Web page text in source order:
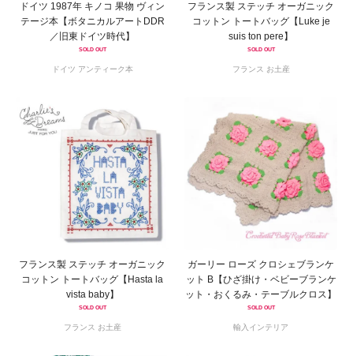
ドイツ 1987年 キノコ 果物 ヴィン
テージ本【ボタニカルアートDDR
／旧東ドイツ時代】
SOLD OUT
ドイツ アンティーク本
フランス製 ステッチ オーガニック
コットン トートバッグ【Luke je
suis ton pere】
SOLD OUT
フランス お土産
フランス製 ステッチ オーガニック
コットン トートバッグ【Hasta la
vista baby】
SOLD OUT
フランス お土産
ガーリー ローズ クロシェブランケ
ット B【ひざ掛け・ベビーブランケ
ット・おくるみ・テーブルクロス】
SOLD OUT
輸入インテリア